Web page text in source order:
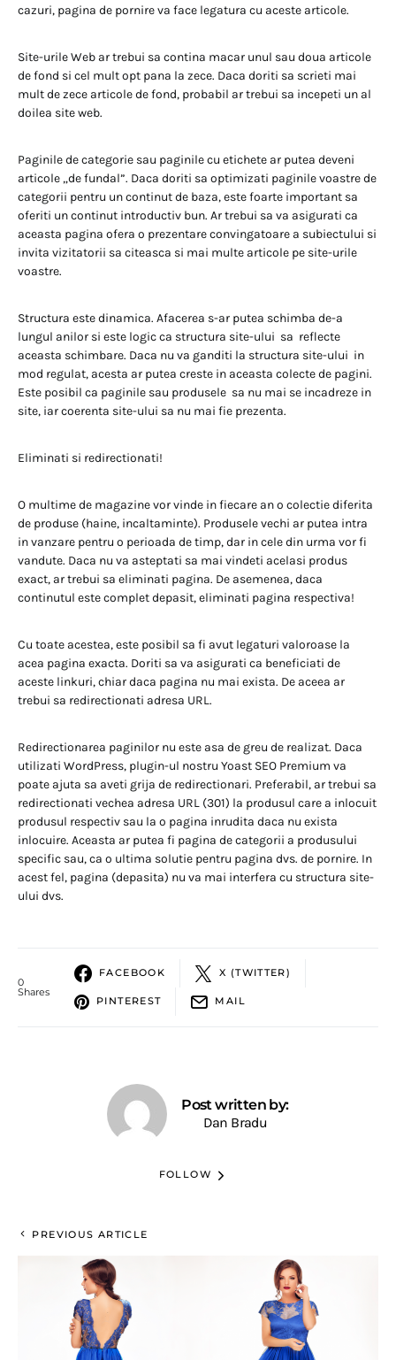
cazuri, pagina de pornire va face legatura cu aceste articole.
Site-urile Web ar trebui sa contina macar unul sau doua articole
de fond si cel mult opt pana la zece. Daca doriti sa scrieti mai
mult de zece articole de fond, probabil ar trebui sa incepeti un al
doilea site web.
Paginile de categorie sau paginile cu etichete ar putea deveni
articole „de fundal”. Daca doriti sa optimizati paginile voastre de
categorii pentru un continut de baza, este foarte important sa
oferiti un continut introductiv bun. Ar trebui sa va asigurati ca
aceasta pagina ofera o prezentare convingatoare a subiectului si
invita vizitatorii sa citeasca si mai multe articole pe site-urile
voastre.
Structura este dinamica. Afacerea s-ar putea schimba de-a
lungul anilor si este logic ca structura site-ului sa reflecte
aceasta schimbare. Daca nu va ganditi la structura site-ului in
mod regulat, acesta ar putea creste in aceasta colecte de pagini.
Este posibil ca paginile sau produsele sa nu mai se incadreze in
site, iar coerenta site-ului sa nu mai fie prezenta.
Eliminati si redirectionati!
O multime de magazine vor vinde in fiecare an o colectie diferita
de produse (haine, incaltaminte). Produsele vechi ar putea intra
in vanzare pentru o perioada de timp, dar in cele din urma vor fi
vandute. Daca nu va asteptati sa mai vindeti acelasi produs
exact, ar trebui sa eliminati pagina. De asemenea, daca
continutul este complet depasit, eliminati pagina respectiva!
Cu toate acestea, este posibil sa fi avut legaturi valoroase la
acea pagina exacta. Doriti sa va asigurati ca beneficiati de
aceste linkuri, chiar daca pagina nu mai exista. De aceea ar
trebui sa redirectionati adresa URL.
Redirectionarea paginilor nu este asa de greu de realizat. Daca
utilizati WordPress, plugin-ul nostru Yoast SEO Premium va
poate ajuta sa aveti grija de redirectionari. Preferabil, ar trebui sa
redirectionati vechea adresa URL (301) la produsul care a inlocuit
produsul respectiv sau la o pagina inrudita daca nu exista
inlocuire. Aceasta ar putea fi pagina de categorii a produsului
specific sau, ca o ultima solutie pentru pagina dvs. de pornire. In
acest fel, pagina (depasita) nu va mai interfera cu structura site-
ului dvs.
0
Shares
FACEBOOK X (TWITTER)
PINTEREST MAIL
Post written by:
Dan Bradu
FOLLOW
PREVIOUS ARTICLE